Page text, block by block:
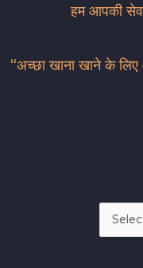
हम आपकी
“अच्छा खाना खाने के